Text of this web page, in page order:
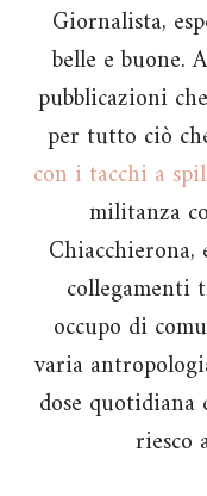
Giornalista,
belle e buone.
pubblicazioni
per tutto ciò
con i tacchi a
militanza
Chiacchierona,
collegamenti
occupo di
varia
dose
riesco